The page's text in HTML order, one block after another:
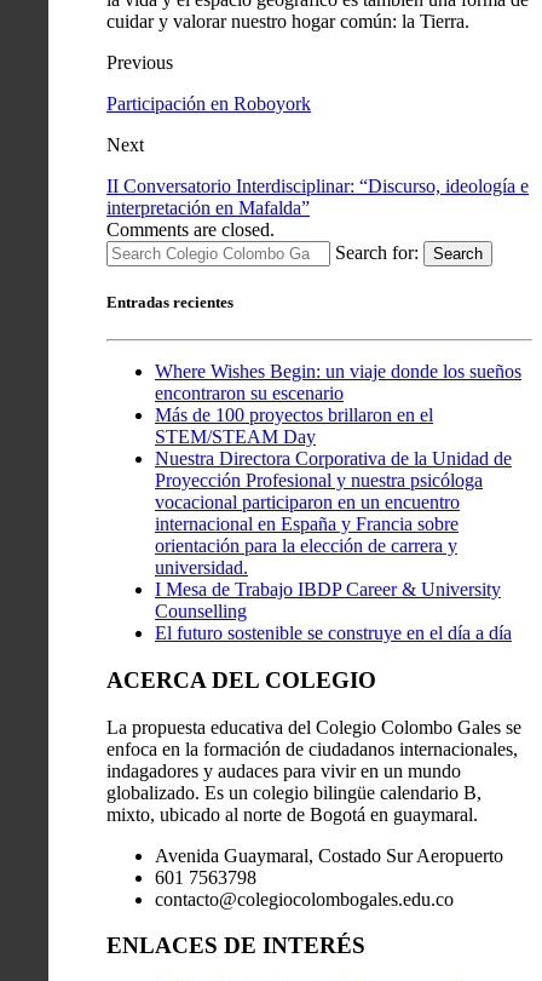
cuidar y valorar nuestro hogar común: la Tierra.
Previous
Participación en Roboyork
Next
II Conversatorio Interdisciplinar: “Discurso, ideología e
interpretación en Mafalda”
Comments are closed.
Search for:
Search
Entradas recientes
Where Wishes Begin: un viaje donde los sueños
encontraron su escenario
Más de 100 proyectos brillaron en el
STEM/STEAM Day
Nuestra Directora Corporativa de la Unidad de
Proyección Profesional y nuestra psicóloga
vocacional participaron en un encuentro
internacional en España y Francia sobre
orientación para la elección de carrera y
universidad.
I Mesa de Trabajo IBDP Career & University
Counselling
El futuro sostenible se construye en el día a día
ACERCA DEL COLEGIO
La propuesta educativa del Colegio Colombo Gales se
enfoca en la formación de ciudadanos internacionales,
indagadores y audaces para vivir en un mundo
globalizado. Es un colegio bilingüe calendario B,
mixto, ubicado al norte de Bogotá en guaymaral.
Avenida Guaymaral, Costado Sur Aeropuerto
601 7563798
contacto@colegiocolombogales.edu.co
ENLACES DE INTERÉS